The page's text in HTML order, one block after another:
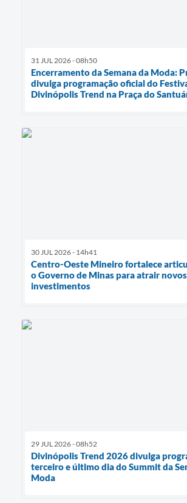
31 JUL 2026 - 08h50
Encerramento da Semana da Moda:
divulga programação oficial do
Divinópolis Trend na Praça do
30 JUL 2026 - 14h41
Centro-Oeste Mineiro fortalece
o Governo de Minas para atrair novos
investimentos
29 JUL 2026 - 08h52
Divinópolis Trend 2026 divulga
terceiro e último dia do Summit da
Moda